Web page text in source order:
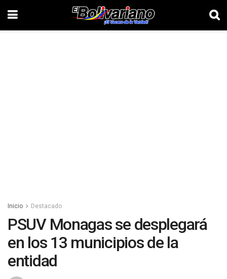
Inicio Destacado
PSUV Monagas se desplegará
en los 13 municipios de la
entidad